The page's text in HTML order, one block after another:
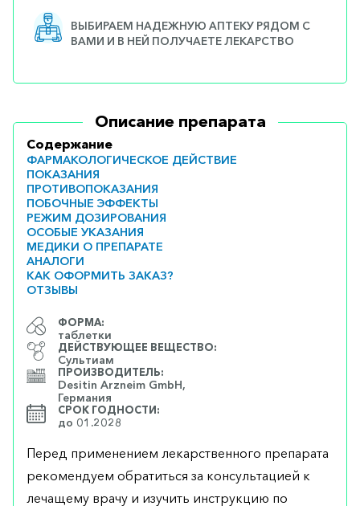
ВЫБИРАЕМ НАДЕЖНУЮ АПТЕКУ РЯДОМ С
ВАМИ И В НЕЙ ПОЛУЧАЕТЕ ЛЕКАРСТВО
Описание препарата
Содержание
ФАРМАКОЛОГИЧЕСКОЕ ДЕЙСТВИЕ
ПОКАЗАНИЯ
ПРОТИВОПОКАЗАНИЯ
ПОБОЧНЫЕ ЭФФЕКТЫ
РЕЖИМ ДОЗИРОВАНИЯ
ОСОБЫЕ УКАЗАНИЯ
МЕДИКИ О ПРЕПАРАТЕ
АНАЛОГИ
КАК ОФОРМИТЬ ЗАКАЗ?
ОТЗЫВЫ
ФОРМА:
таблетки
ДЕЙСТВУЮЩЕЕ ВЕЩЕСТВО:
Сультиам
ПРОИЗВОДИТЕЛЬ:
Desitin Arzneim GmbH,
Германия
СРОК ГОДНОСТИ:
до 01.2028
Перед применением лекарственного препарата
рекомендуем обратиться за консультацией к
лечащему врачу и изучить инструкцию по